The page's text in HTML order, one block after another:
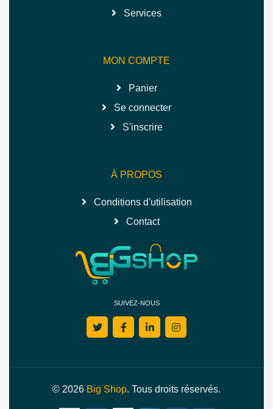
Services
MON COMPTE
Panier
Se connecter
S'inscrire
À PROPOS
Conditions d'utilisation
Contact
SUIVEZ-NOUS
© 2026 Big Shop. Tous droits réservés.